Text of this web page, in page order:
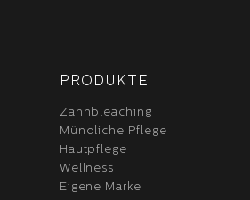
PRODUKTE
Zahnbleaching
Mündliche Pflege
Hautpflege
Wellness
Eigene Marke